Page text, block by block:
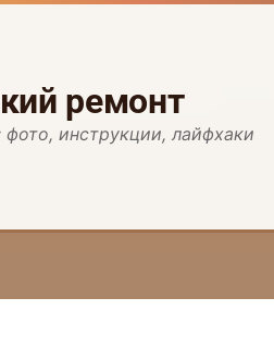
ремонт
инструкции, лайфхаки